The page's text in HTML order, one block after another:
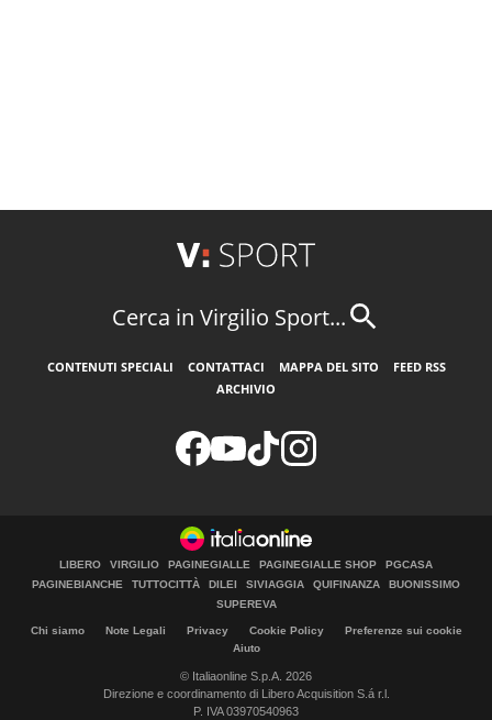
Cerca in Virgilio Sport...
CONTENUTI SPECIALI CONTATTACI MAPPA DEL SITO
FEED RSS
ARCHIVIO
LIBERO VIRGILIO PAGINEGIALLE PAGINEGIALLE SHOP
PGCASA
PAGINEBIANCHE
TUTTOCITTÀ DILEI SIVIAGGIA QUIFINANZA
BUONISSIMO
SUPEREVA
Chi siamo Note Legali Privacy Cookie Policy
Preferenze sui cookie
Aiuto
© Italiaonline S.p.A. 2026
Direzione e coordinamento di Libero Acquisition S.á r.l.
P. IVA 03970540963